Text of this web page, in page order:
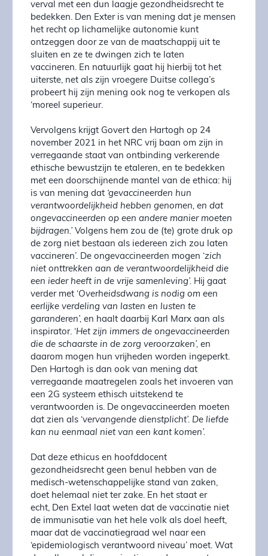
verval met een dun laagje gezondheidsrecht te
bedekken. Den Exter is van mening dat je mensen
het recht op lichamelijke autonomie kunt
ontzeggen door ze van de maatschappij uit te
sluiten en ze te dwingen zich te laten
vaccineren. En natuurlijk gaat hij hierbij tot het
uiterste, net als zijn vroegere Duitse collega’s
probeert hij zijn mening ook nog te verkopen als
‘moreel superieur.
Vervolgens krijgt Govert den Hartogh op 24
november 2021 in het NRC vrij baan om zijn in
verregaande staat van ontbinding verkerende
ethische bewustzijn te etaleren, en te bedekken
met een doorschijnende mantel van de ethica: hij
is van mening dat ‘gevaccineerden hun
verantwoordelijkheid hebben genomen, en dat
ongevaccineerden op een andere manier moeten
bijdragen.’ Volgens hem zou de (te) grote druk op
de zorg niet bestaan als iedereen zich zou laten
vaccineren’. De ongevaccineerden mogen ‘zich
niet onttrekken aan de verantwoordelijkheid die
een ieder heeft in de vrije samenleving’. Hij gaat
verder met ‘Overheidsdwang is nodig om een
eerlijke verdeling van lasten en lusten te
garanderen’, en haalt daarbij Karl Marx aan als
inspirator. ‘Het zijn immers de ongevaccineerden
die de schaarste in de zorg veroorzaken’, en
daarom mogen hun vrijheden worden ingeperkt.
Den Hartogh is dan ook van mening dat
verregaande maatregelen zoals het invoeren van
een 2G systeem ethisch uitstekend te
verantwoorden is. De ongevaccineerden moeten
dat zien als ‘vervangende dienstplicht’. De liefde
kan nu eenmaal niet van een kant komen’.
Dat deze ethicus en hoofddocent
gezondheidsrecht geen benul hebben van de
medisch-wetenschappelijke stand van zaken,
doet helemaal niet ter zake. En het staat er
echt, Den Extel laat weten dat de vaccinatie niet
de immunisatie van het hele volk als doel heeft,
maar dat de vaccinatiegraad wel naar een
‘epidemiologisch verantwoord niveau’ moet. Wat